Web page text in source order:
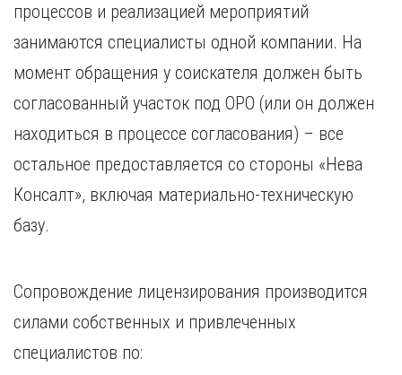
процессов и реализацией мероприятий
занимаются специалисты одной компании. На
момент обращения у соискателя должен быть
согласованный участок под ОРО (или он должен
находиться в процессе согласования) – все
остальное предоставляется со стороны «Нева
Консалт», включая материально-техническую
базу.
Сопровождение лицензирования производится
силами собственных и привлеченных
специалистов по: